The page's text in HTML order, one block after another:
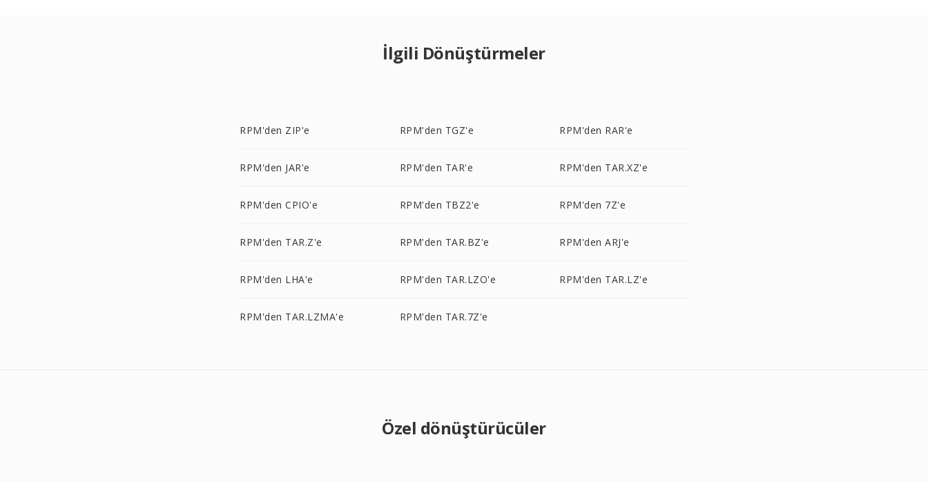
İlgili Dönüştürmeler
RPM'den ZIP'e RPM'den TGZ'e RPM'den RAR'e
RPM'den JAR'e RPM'den TAR'e RPM'den TAR.XZ'e
RPM'den CPIO'e RPM'den TBZ2'e RPM'den 7Z'e
RPM'den TAR.Z'e RPM'den TAR.BZ'e RPM'den ARJ'e
RPM'den LHA'e RPM'den TAR.LZO'e RPM'den TAR.LZ'e
RPM'den TAR.LZMA'e RPM'den TAR.7Z'e
Özel dönüştürücüler